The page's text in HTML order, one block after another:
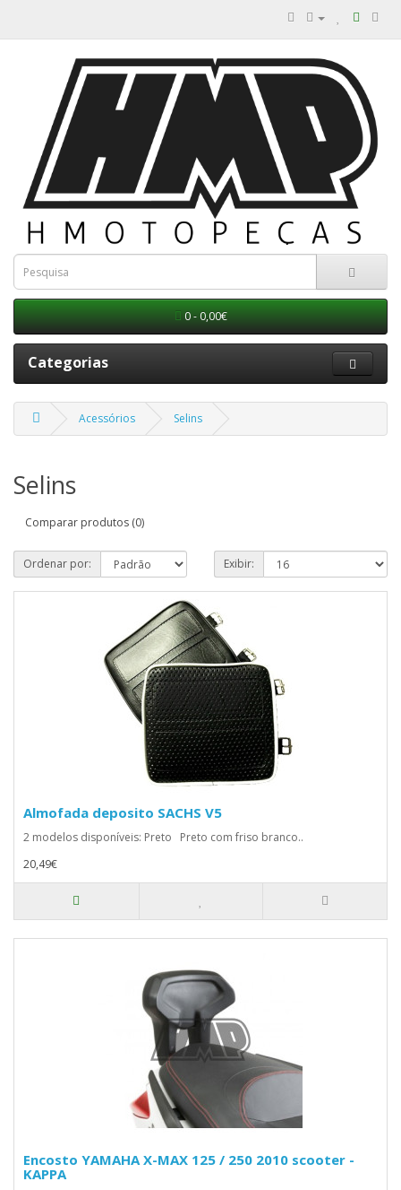
0 - 0,00€
Categorias
Acessórios Selins
Selins
Comparar produtos (0)
Ordenar por: Exibir:
Almofada deposito SACHS V5
2 modelos disponíveis: Preto Preto com friso branco..
20,49€
Encosto YAMAHA X-MAX 125 / 250 2010 scooter -
KAPPA